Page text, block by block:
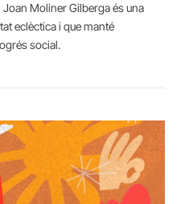
Moliner Gilberga és una
eclèctica i que manté
social.